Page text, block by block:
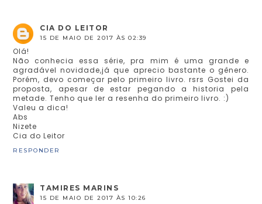
CIA DO LEITOR
15 DE MAIO DE 2017 ÀS 02:39
Olá!
Não conhecia essa série, pra mim é uma grande e
agradável novidade,já que aprecio bastante o gênero.
Porém, devo começar pelo primeiro livro. rsrs Gostei da
proposta, apesar de estar pegando a historia pela
metade. Tenho que ler a resenha do primeiro livro. :)
Valeu a dica!
Abs
Nizete
Cia do Leitor
RESPONDER
TAMIRES MARINS
15 DE MAIO DE 2017 ÀS 10:26